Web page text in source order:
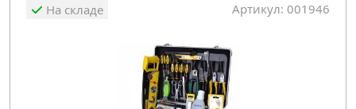
На складе Артикул: 001946